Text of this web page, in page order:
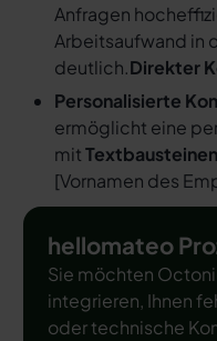
Anfragen
Arbeitsaufwand in
deutlich.Direkter
Personalisierte
ermöglicht eine
mitTextbausteinen
[Vornamen des
hellomateo
Sie möchten
integrieren, Ihnen
oder technische